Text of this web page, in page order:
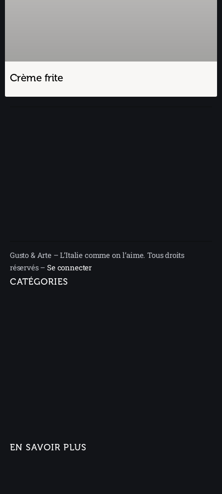
Crème frite
Gusto & Arte – L’Italie comme on l’aime. Tous droits
réservés –Se connecter
CATÉGORIES
EN SAVOIR PLUS